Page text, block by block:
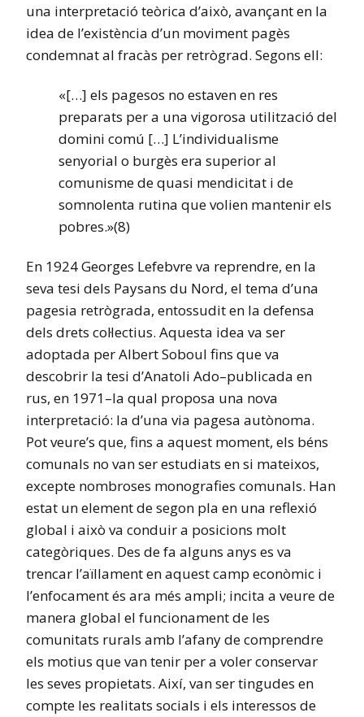
una interpretació teòrica d’això, avançant en la
idea de l’existència d’un moviment pagès
condemnat al fracàs per retrògrad. Segons ell:
«[…] els pagesos no estaven en res
preparats per a una vigorosa utilització del
domini comú […] L’individualisme
senyorial o burgès era superior al
comunisme de quasi mendicitat i de
somnolenta rutina que volien mantenir els
pobres.»(8)
En 1924 Georges Lefebvre va reprendre, en la
seva tesi dels Paysans du Nord, el tema d’una
pagesia retrògrada, entossudit en la defensa
dels drets col·lectius. Aquesta idea va ser
adoptada per Albert Soboul fins que va
descobrir la tesi d’Anatoli Ado–publicada en
rus, en 1971–la qual proposa una nova
interpretació: la d’una via pagesa autònoma.
Pot veure’s que, fins a aquest moment, els béns
comunals no van ser estudiats en si mateixos,
excepte nombroses monografies comunals. Han
estat un element de segon pla en una reflexió
global i això va conduir a posicions molt
categòriques. Des de fa alguns anys es va
trencar l’aïllament en aquest camp econòmic i
l’enfocament és ara més ampli; incita a veure de
manera global el funcionament de les
comunitats rurals amb l’afany de comprendre
els motius que van tenir per a voler conservar
les seves propietats. Així, van ser tingudes en
compte les realitats socials i els interessos de